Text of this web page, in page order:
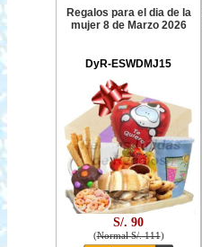
Regalos para el dia de la
mujer 8 de Marzo 2026
DyR-ESWDMJ15
S/. 90
(Normal S/. 111)